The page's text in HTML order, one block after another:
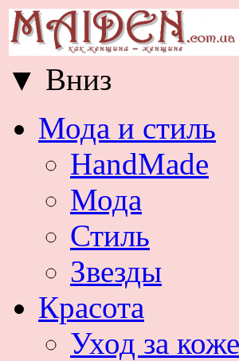
▼ Вниз
Мода и стиль
HandMade
Мода
Стиль
Звезды
Красота
Уход за